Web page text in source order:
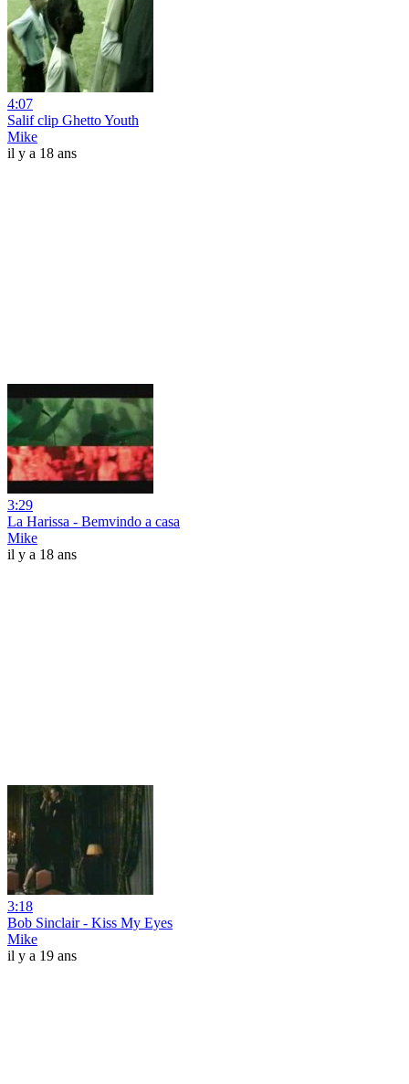
4:07
Salif clip Ghetto Youth
Mike
il y a 18 ans
3:29
La Harissa - Bemvindo a casa
Mike
il y a 18 ans
3:18
Bob Sinclair - Kiss My Eyes
Mike
il y a 19 ans